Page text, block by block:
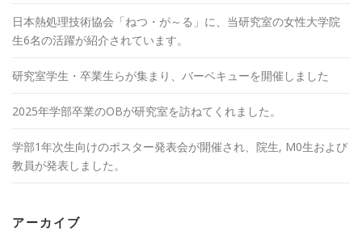
日本熱処理技術協会「ねつ・が～る」に、当研究室の女性大学院
生6名の活躍が紹介されています。
研究室学生・卒業生らが集まり、バーベキューを開催しました
2025年学部卒業のOBが研究室を訪ねてくれました。
学部1年次生向けのポスター発表会が開催され、院生, M0生および
教員が発表しました。
アーカイブ